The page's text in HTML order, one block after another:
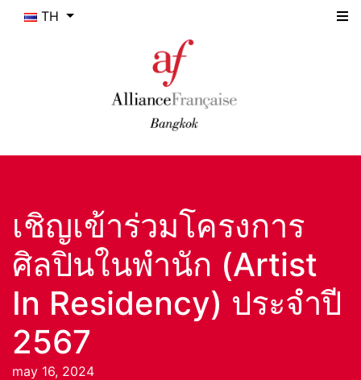
TH
เชิญเข้าร่วมโครงการ
ศิลปินในพำนัก (Artist
In Residency) ประจำปี
2567
may 16, 2024